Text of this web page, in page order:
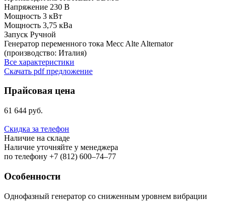
Напряжение 230 B
Мощность 3 кВт
Мощность 3,75 кВа
Запуск Ручной
Генератор переменного тока Mecc Alte Alternator
(производство: Италия)
Все характеристики
Скачать pdf предложение
Прайсовая цена
61 644 руб.
Скидка за телефон
Наличие на складе
Наличие уточняйте у менеджера
по телефону +7 (812) 600–74–77
Особенности
Однофазный генератор со сниженным уровнем вибрации